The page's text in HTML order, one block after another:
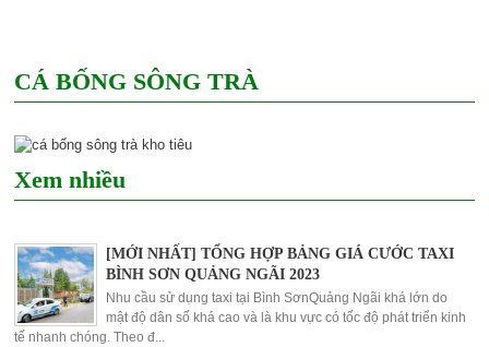
CÁ BỐNG SÔNG TRÀ
Xem nhiều
[MỚI NHẤT] TỔNG HỢP BẢNG GIÁ CƯỚC TAXI
BÌNH SƠN QUẢNG NGÃI 2023
Nhu cầu sử dụng taxi tại Bình SơnQuảng Ngãi khá lớn do
mật độ dân số khá cao và là khu vực có tốc độ phát triển kinh
tế nhanh chóng. Theo đ...